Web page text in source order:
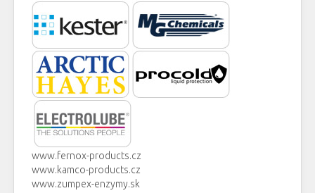
www.fernox-products.cz
www.kamco-products.cz
www.zumpex-enzymy.sk